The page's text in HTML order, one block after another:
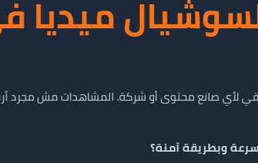
لأي صانع محتوى أو شركة. المشاهدات مش مجرد
وبطريقة آمنة؟